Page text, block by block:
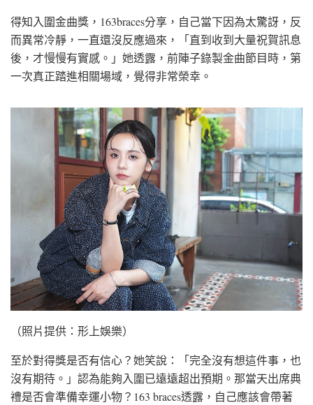
得知入圍金曲獎，163braces分享，自己當下因為太驚訝，反
而異常冷靜，一直還沒反應過來，「直到收到大量祝賀訊息
後，才慢慢有實感。」她透露，前陣子錄製金曲節目時，第
一次真正踏進相關場域，覺得非常榮幸。
（照片提供：形上娛樂）
至於對得獎是否有信心？她笑說：「完全沒有想這件事，也
沒有期待。」認為能夠入圍已遠遠超出預期。那當天出席典
禮是否會準備幸運小物？163 braces透露，自己應該會帶著